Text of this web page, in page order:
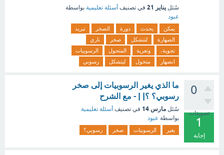
سُئل يناير 21 في تصنيف أسئلة تعليمية بواسطة
عبود
يمكن يحدث دورة الصخر
تبريد
الصهارة
لتتشكل صخر
ناري
تجوية،
وتعرية المتحول
الرسوبيات
انصهار
متحول ليتشكل رسوبي
0
تصويتات
1
إجابة
ما الذي يغير الرسوبيات إلى صخر
رسوبي؟ ؟| | - مع الشرح
سُئل مارس 14 في تصنيف أسئلة تعليمية
بواسطة عبود
يغير الرسوبيات صخر رسوبي؟